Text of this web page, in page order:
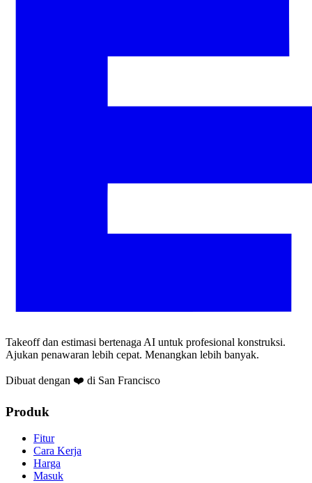
Takeoff dan estimasi bertenaga AI untuk profesional konstruksi.
Ajukan penawaran lebih cepat. Menangkan lebih banyak.
Dibuat dengan ❤️ di San Francisco
Produk
Fitur
Cara Kerja
Harga
Masuk